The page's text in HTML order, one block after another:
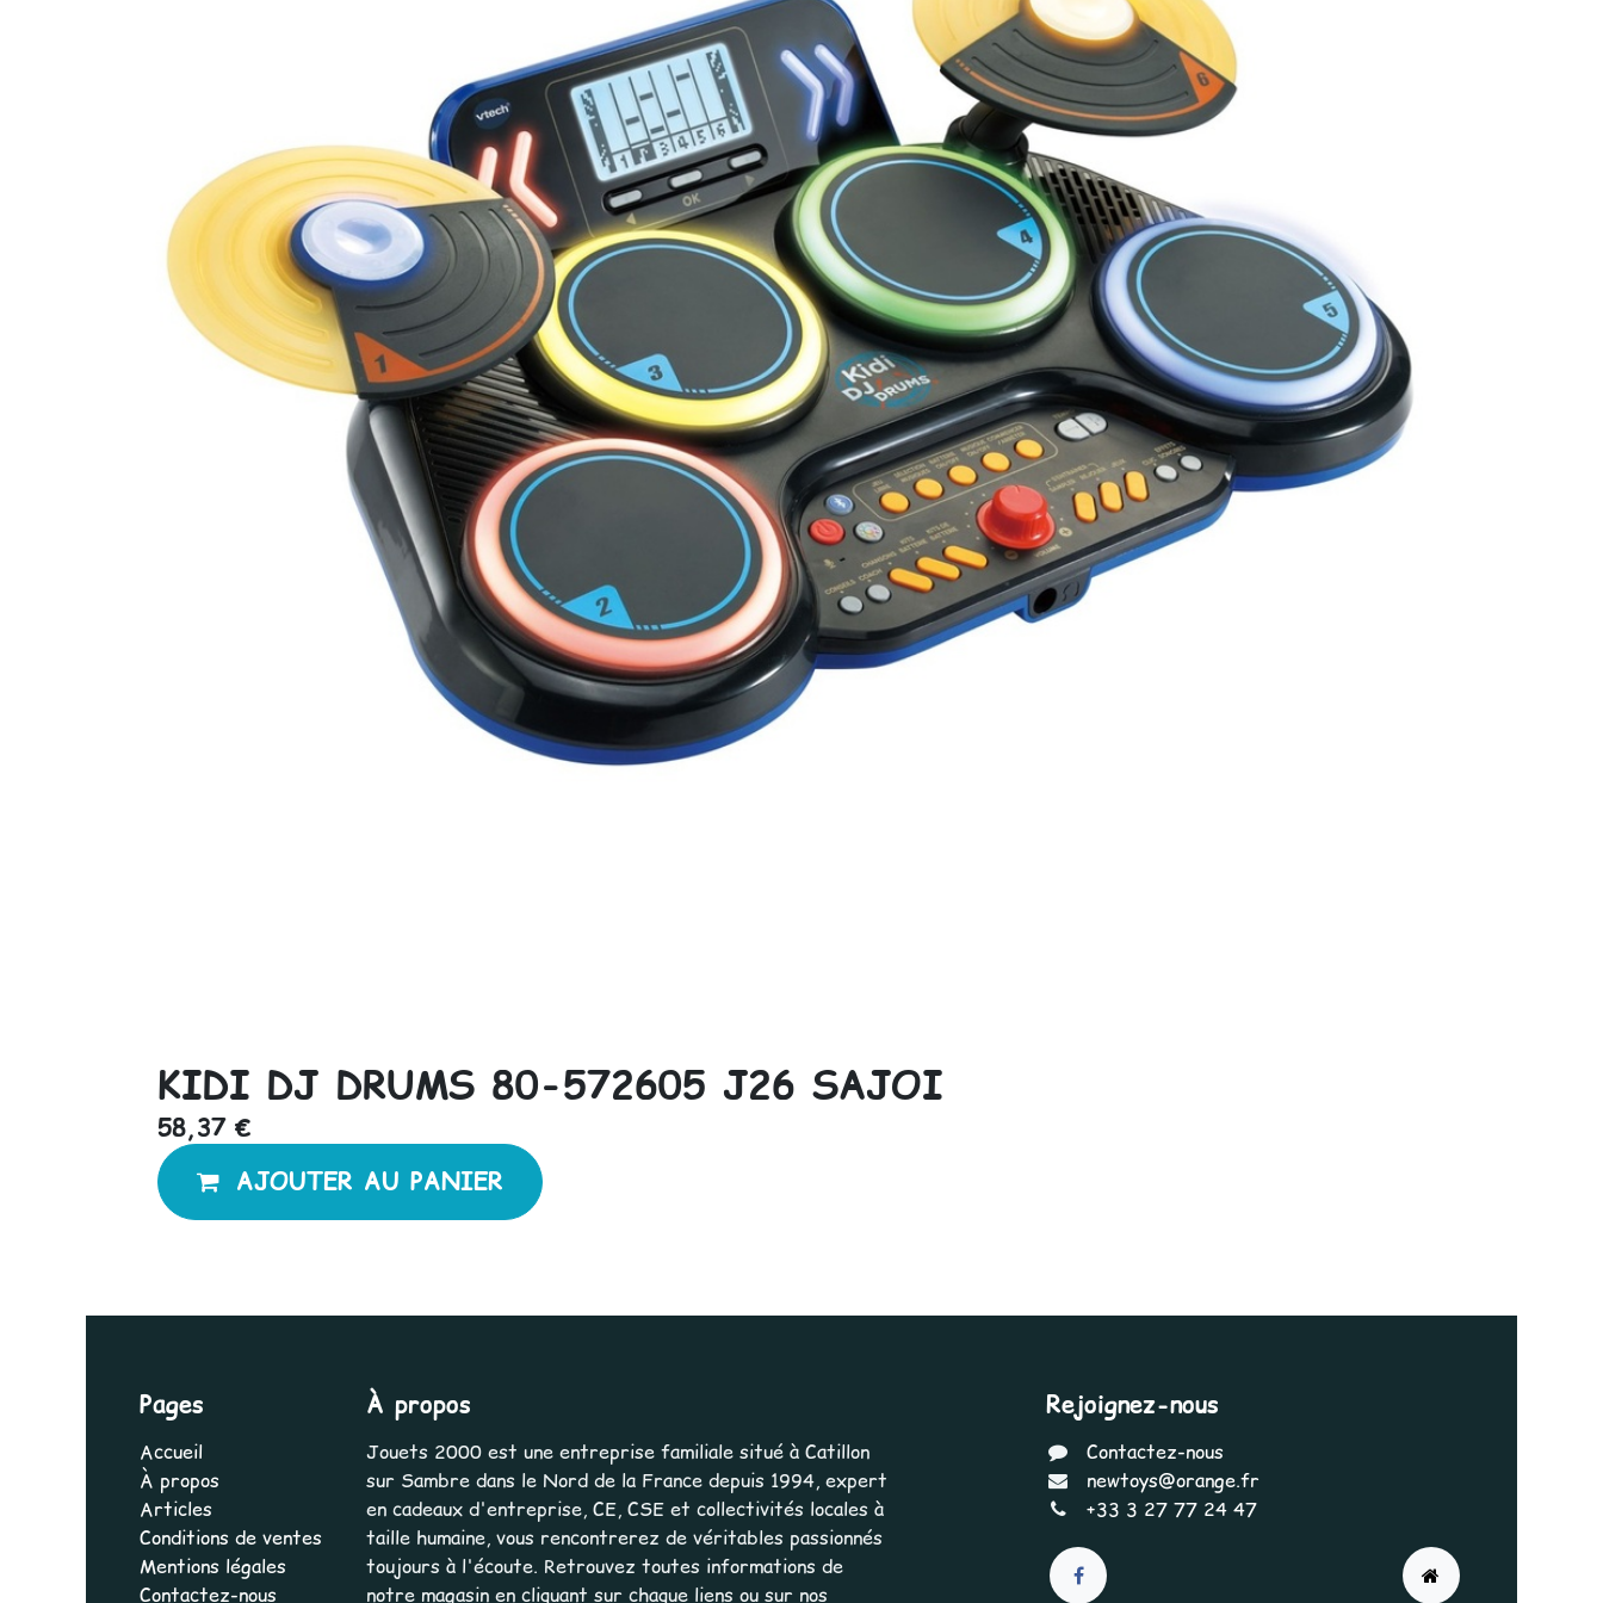
KIDI DJ DRUMS 80-572605 J26 SAJOI
58,37€
AJOUTER AU PANIER
Pages
Accueil
À propos
Articles
Conditions de ventes
Mentions légales
Contactez-nous
À propos
Jouets 2000 est une entreprise familiale situé à Catillon
sur Sambre dans le Nord de la France depuis 1994, expert
en cadeaux d'entreprise, CE, CSE et collectivités locales à
taille humaine, vous rencontrerez de véritables passionnés
toujours à l'écoute. Retrouvez toutes informations de
notre magasin en cliquant sur chaque liens ou sur nos
Rejoignez-nous
Contactez-nous
newtoys@orange.fr
+33 3 27 77 24 47